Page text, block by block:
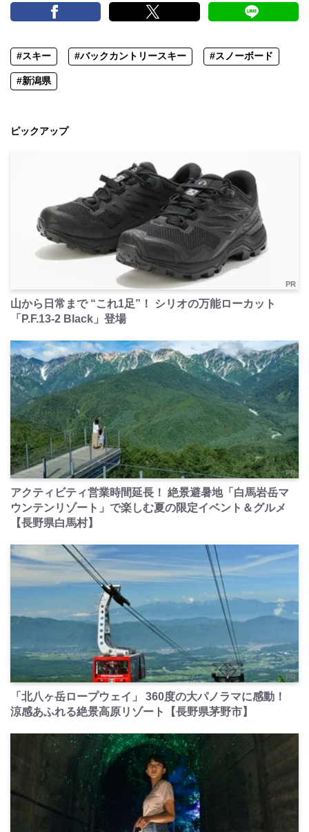
#スキー #バックカントリースキー #スノーボード
#新潟県
ピックアップ
PR
山から日常まで “これ1足”！ シリオの万能ローカット
「P.F.13-2 Black」登場
PR
アクティビティ営業時間延長！ 絶景避暑地「白馬岩岳マ
ウンテンリゾート」で楽しむ夏の限定イベント＆グルメ
【長野県白馬村】
PR
「北八ヶ岳ロープウェイ」 360度の大パノラマに感動！
涼感あふれる絶景高原リゾート【長野県茅野市】